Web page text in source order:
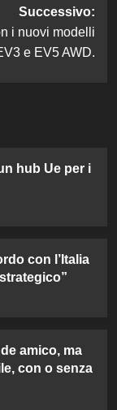
Successivo:
i nuovi modelli
e EV5 AWD.
hub Ue per i
con l’Italia
amico, ma
con o senza